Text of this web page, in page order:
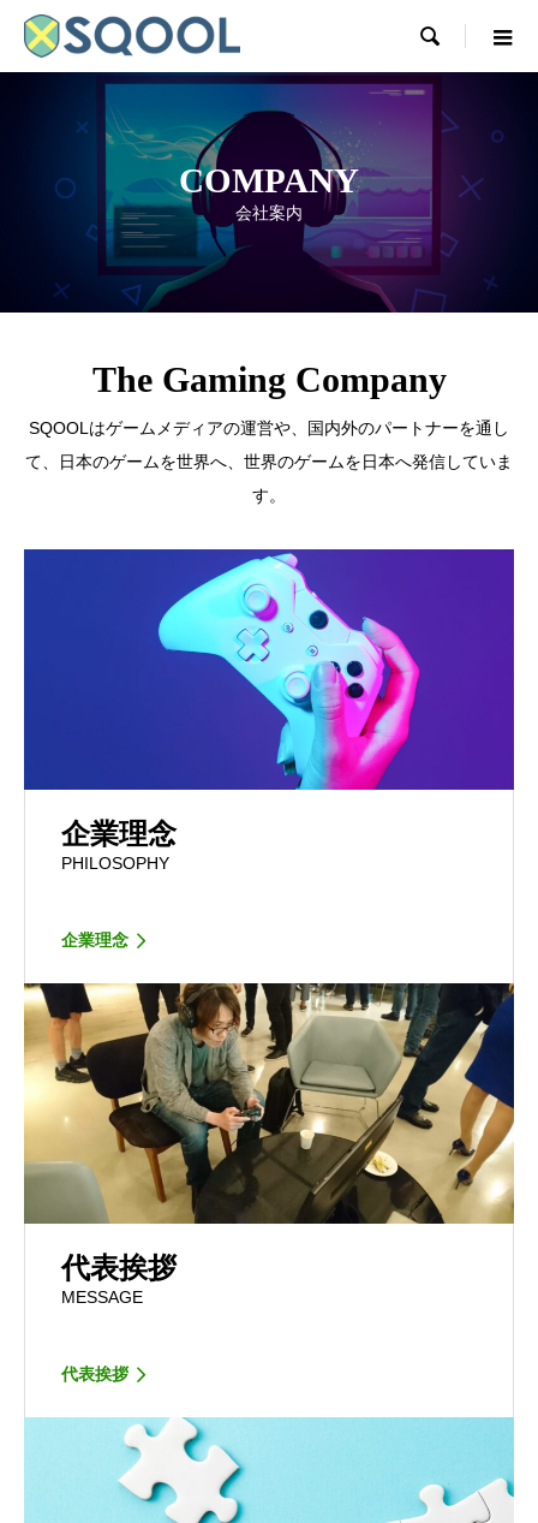

COMPANY 会社案内
COMPANY
会社案内
The Gaming Company
SQOOLはゲームメディアの運営や、国内外のパートナーを通し
て、日本のゲームを世界へ、世界のゲームを日本へ発信していま
す。
企業理念
PHILOSOPHY
企業理念
代表挨拶
MESSAGE
代表挨拶